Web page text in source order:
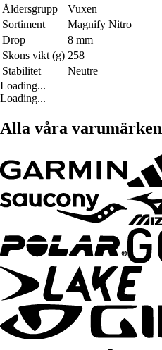
Åldersgrupp
Vuxen
Sortiment
Magnify Nitro
Drop
8 mm
Skons vikt (g) 258
Stabilitet
Neutre
Loading...
Loading...
Alla våra varumärken